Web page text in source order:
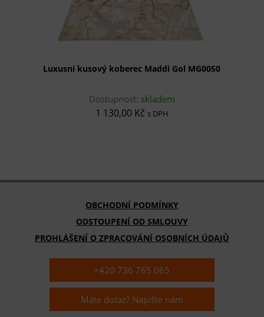
Luxusní kusový koberec Maddi Gol MG0050
Dostupnost: skladem
1 130,00 Kč s DPH
OBCHODNÍ PODMÍNKY
ODSTOUPENÍ OD SMLOUVY
PROHLÁŠENÍ O ZPRACOVÁNÍ OSOBNÍCH ÚDAJŮ
+420 736 765 065
Máte dotaz? Napište nám